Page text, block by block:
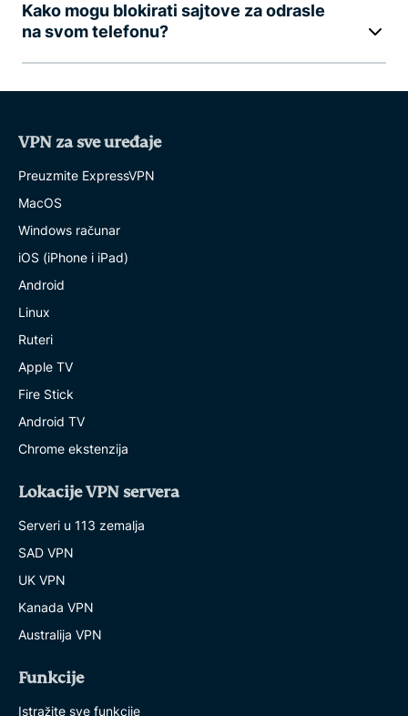
Kako mogu blokirati sajtove za odrasle
na svom telefonu?
VPN za sve uređaje
Preuzmite ExpressVPN
MacOS
Windows računar
iOS (iPhone i iPad)
Android
Linux
Ruteri
Apple TV
Fire Stick
Android TV
Chrome ekstenzija
Lokacije VPN servera
Serveri u 113 zemalja
SAD VPN
UK VPN
Kanada VPN
Australija VPN
Funkcije
Istražite sve funkcije